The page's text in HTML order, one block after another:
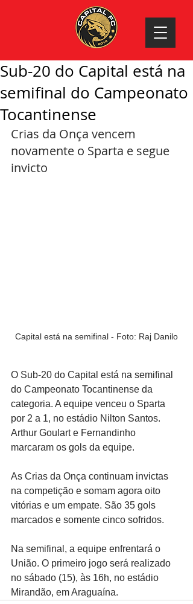
Sub-20 do Capital está na
semifinal do Campeonato
Tocantinense
Crias da Onça vencem
novamente o Sparta e segue
invicto
Capital está na semifinal - Foto: Raj Danilo
O Sub-20 do Capital está na semifinal
do Campeonato Tocantinense da
categoria. A equipe venceu o Sparta
por 2 a 1, no estádio Nilton Santos.
Arthur Goulart e Fernandinho
marcaram os gols da equipe.
As Crias da Onça continuam invictas
na competição e somam agora oito
vitórias e um empate. São 35 gols
marcados e somente cinco sofridos.
Na semifinal, a equipe enfrentará o
União. O primeiro jogo será realizado
no sábado (15), às 16h, no estádio
Mirandão, em Araguaína.